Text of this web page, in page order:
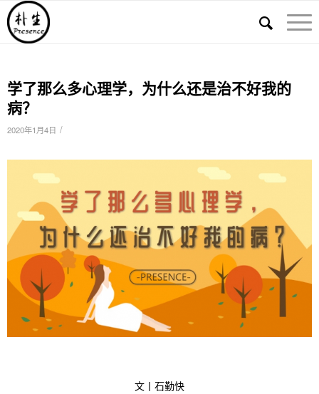
学了那么多心理学，为什么还是治不好我的
病？
2020年1月4日 /
文丨石勤快